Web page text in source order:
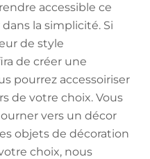
accessible ce
la simplicité. Si
de style
de créer une
pourrez accessoiriser
de votre choix. Vous
vers un décor
objets de décoration
choix, nous